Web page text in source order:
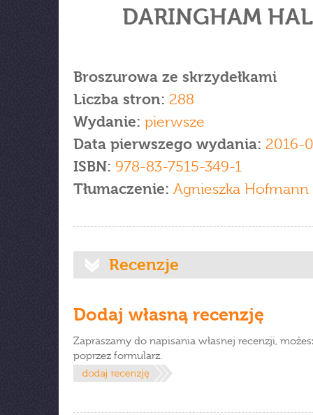
DARINGHAM
Broszurowa ze skrzydełkami
Liczba stron: 288
Wydanie: pierwsze
Data pierwszego wydania: 2016-
ISBN: 978-83-7515-349-1
Tłumaczenie: Agnieszka Hofmann
Recenzje
Dodaj własną recenzję
Zapraszamy do napisania własnej recenzji,
poprzez formularz.